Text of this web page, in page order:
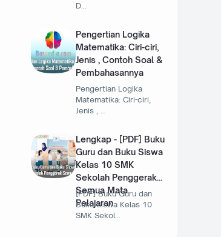
D…
Pengertian Logika
Matematika: Ciri-ciri,
Jenis , Contoh Soal &
Pembahasannya
Pengertian Logika
Matematika: Ciri-ciri,
Jenis , …
Lengkap - [PDF] Buku
Guru dan Buku Siswa
Kelas 10 SMK
Sekolah Penggerak
Semua Mata
Pelajaran
[PDF] Buku Guru dan
Buku Siswa Kelas 10
SMK Sekol…